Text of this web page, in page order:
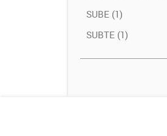
SUBE (1)
SUBTE (1)